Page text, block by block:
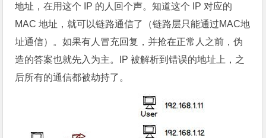
地址，在用这个 IP 的人回个声。知道这个 IP 对应的
MAC 地址，就可以链路通信了（链路层只能通过MAC地
址通信）。如果有人冒充回复，并抢在正常人之前，伪
造的答案也就先入为主。IP 被解析到错误的地址上，之
后所有的通信都被劫持了。